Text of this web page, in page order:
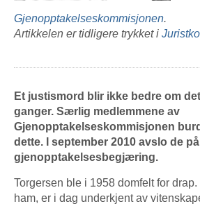
Gjenopptakelseskommisjonen.
Artikkelen er tidligere trykket i
Et justismord blir ikke bedre om
ganger. Særlig medlemmene av
Gjenopptakelseskommisjonen
dette. I september 2010 avslo de
gjenopptakelsesbegjæring.
Torgersen ble i 1958 domfelt for
ham, er i dag underkjent av